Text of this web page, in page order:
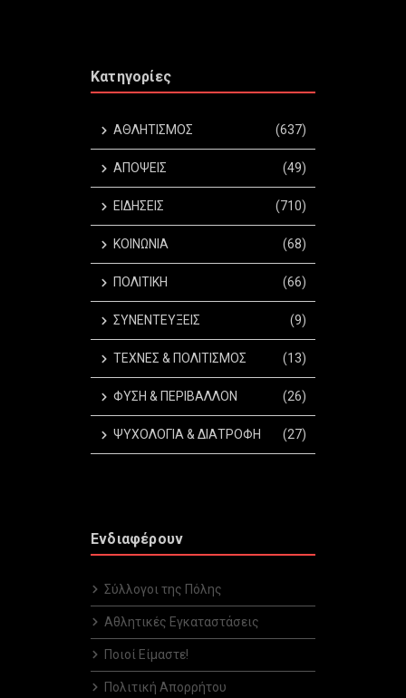
Κατηγορίες
ΑΘΛΗΤΙΣΜΟΣ (637)
ΑΠΟΨΕΙΣ (49)
ΕΙΔΗΣΕΙΣ (710)
ΚΟΙΝΩΝΙΑ (68)
ΠΟΛΙΤΙΚΗ (66)
ΣΥΝΕΝΤΕΥΞΕΙΣ (9)
ΤΕΧΝΕΣ & ΠΟΛΙΤΙΣΜΟΣ (13)
ΦΥΣΗ & ΠΕΡΙΒΑΛΛΟΝ (26)
ΨΥΧΟΛΟΓΙΑ & ΔΙΑΤΡΟΦΗ (27)
Ενδιαφέρουν
Σύλλογοι της Πόλης
Αθλητικές Εγκαταστάσεις
Ποιοί Είμαστε!
Πολιτική Απορρήτου